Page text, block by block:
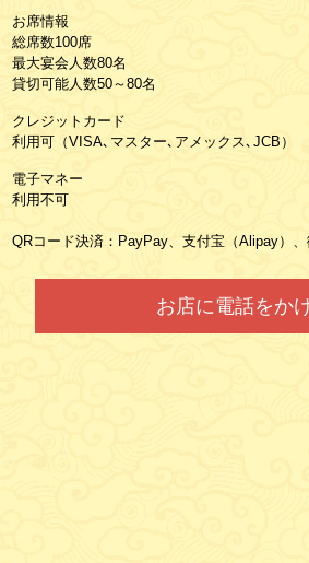
お席情報
総席数100席
最大宴会人数80名
貸切可能人数50～80名
クレジットカード
利用可（VISA､マスター､アメックス､JCB）
電子マネー
利用不可
QRコード決済：PayPay、支付宝（Alipay）、
お店に電話をか